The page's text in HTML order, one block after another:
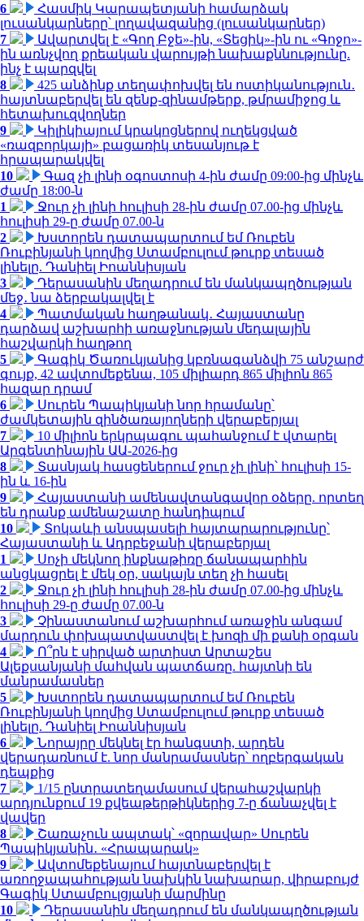
6
Հասմիկ Կարապետյանի համարձակ
լուսանկարները՝ լողավազանից (լուսանկարներ)
7
Ավարտվել է «Գող Բջե»-ին, «Տեցիկ»-ին ու «Գոջո»-
ին առնչվող քրեական վարույթի նախաքննությունը.
ինչ է պարզվել
8
425 անձինք տեղափոխվել են ոստիկանություն․
հայտնաբերվել են զենք-զինամթերք, թմրամիջոց և
հետախուզվողներ
9
Կիլիկիայում կրակոցներով ուղեկցված
«ռազբորկայի» բացառիկ տեսանյութ է
հրապարակվել
10
Գազ չի լինի օգոստոսի 4-ին ժամը 09:00-ից մինչև
ժամը 18:00-ն
1
Ջուր չի լինի հուլիսի 28-ին ժամը 07.00-ից մինչև
հուլիսի 29-ը ժամը 07.00-ն
2
Խստորեն դատապարտում եմ Ռուբեն
Ռուբինյանի կողմից Ստամբուլում թուրք տեսած
լինելը. Դանիել Իոաննիսյան
3
Դերասանին մեղադրում են մանկապղծության
մեջ․ նա ձերբակալվել է
4
Պատմական հաղթանակ․ Հայաստանը
դարձավ աշխարհի առաջնության մեդալային
հաշվարկի հաղթող
5
Գագիկ Ծառուկյանից կբռնագանձվի 75 անշարժ
գույք, 42 ավտոմեքենա, 105 միլիարդ 865 միլիոն 865
հազար դրամ
6
Սուրեն Պապիկյանի նոր հրամանը՝
ժամկետային զինծառայողների վերաբերյալ
7
10 միլիոն երկրպագու պահանջում է վտարել
Արգենտինային ԱԱ-2026-ից
8
Տասնյակ հասցեներում ջուր չի լինի՝ հուլիսի 15-
ին և 16-ին
9
Հայաստանի ամենավտանգավոր օձերը. որտեղ
են դրանք ամենաշատը հանդիպում
10
Տոկաևի անսպասելի հայտարարությունը՝
Հայաստանի և Ադրբեջանի վերաբերյալ
1
Սոչի մեկնող ինքնաթիռը ճանապարհին
անցկացրել է մեկ օր, սակայն տեղ չի հասել
2
Ջուր չի լինի հուլիսի 28-ին ժամը 07.00-ից մինչև
հուլիսի 29-ը ժամը 07.00-ն
3
Չինաստանում աշխարհում առաջին անգամ
մարդուն փոխպատվաստվել է խոզի մի քանի օրգան
4
Ո՞րն է սիրված արտիստ Արտաշես
Ալեքսանյանի մահվան պատճառը. հայտնի են
մանրամասներ
5
Խստորեն դատապարտում եմ Ռուբեն
Ռուբինյանի կողմից Ստամբուլում թուրք տեսած
լինելը. Դանիել Իոաննիսյան
6
Նորայրը մեկնել էր հանգստի, արդեն
վերադառնում է. նոր մանրամասներ՝ ողբերգական
դեպքից
7
1/15 ընտրատեղամասում վերահաշվարկի
արդյունքում 19 քվեաթերթիկներից 7-ը ճանաչվել է
վավեր
8
Շառաչուն ապտակ՝ «զորավար» Սուրեն
Պապիկյանին․ «Հրապարակ»
9
Ավտոմեքենայում հայտնաբերվել է
առողջապահության նախկին նախարար, վիրաբույժ
Գագիկ Ստամբուլցյանի մարմինը
10
Դերասանին մեղադրում են մանկապղծության